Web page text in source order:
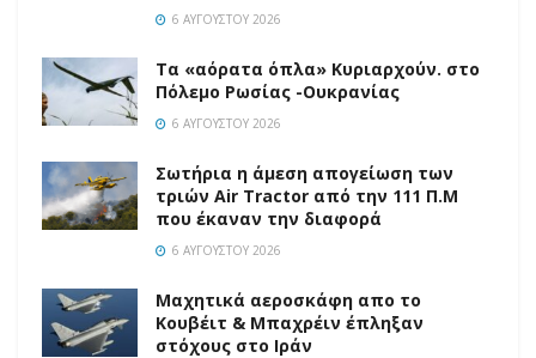
6 ΑΥΓΟΎΣΤΟΥ 2026
Τα «αόρατα όπλα» Κυριαρχούν. στο
Πόλεμο Ρωσίας -Ουκρανίας
6 ΑΥΓΟΎΣΤΟΥ 2026
Σωτήρια η άμεση απογείωση των
τριών Air Tractor από την 111 Π.M
που έκαναν την διαφορά
6 ΑΥΓΟΎΣΤΟΥ 2026
Mαχητικά αεροσκάφη απο το
Κουβέιτ & Μπαχρέιν έπληξαν
στόχους στο Ιράν